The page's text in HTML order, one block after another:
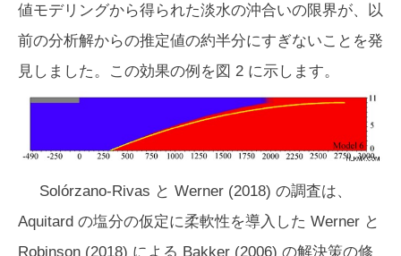
値モデリングから得られた淡水の沖合いの限界が、以
前の分析解からの推定値の約半分にすぎないことを発
見しました。この効果の例を図 2 に示します。
Solórzano-Rivas と Werner (2018) の調査は、
Aquitard の塩分の仮定に柔軟性を導入した Werner と
Robinson (2018) による Bakker (2006) の解決策の修